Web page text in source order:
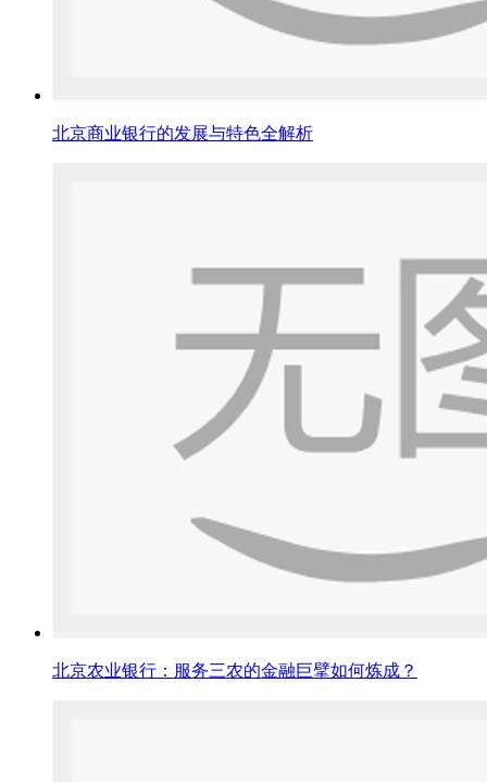
北京商业银行的发展与特色全解析
北京农业银行：服务三农的金融巨擘如何炼成？